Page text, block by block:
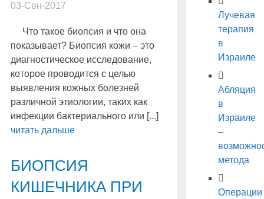
03-Сен-2017
Что такое биопсия и что она
показывает? Биопсия кожи – это
диагностическое исследование,
которое проводится с целью
выявления кожных болезней
различной этиологии, таких как
инфекции бактериального или [...]
читать дальше
БИОПСИЯ
КИШЕЧНИКА ПРИ
Лучевая
терапия
в
Израиле
Абляция
в
Израиле
–
метода
Операции